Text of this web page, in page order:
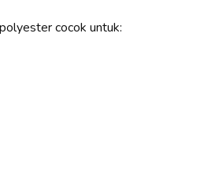
cocok untuk: